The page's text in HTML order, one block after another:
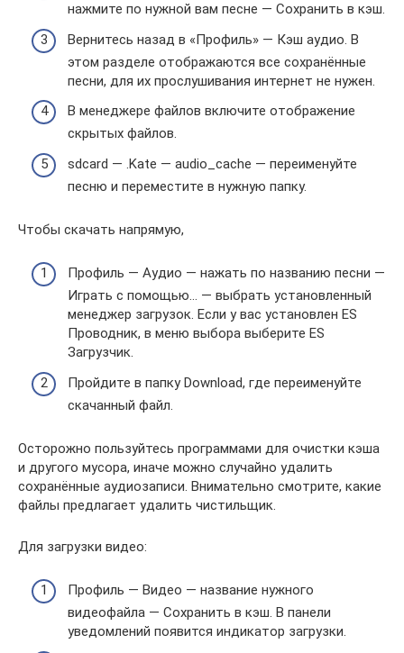
нажмите по нужной вам песне — Сохранить в кэш.
Вернитесь назад в «Профиль» — Кэш аудио. В
этом разделе отображаются все сохранённые
песни, для их прослушивания интернет не нужен.
В менеджере файлов включите отображение
скрытых файлов.
sdcard — .Kate — audio_cache — переименуйте
песню и переместите в нужную папку.
Чтобы скачать напрямую,
Профиль — Аудио — нажать по названию песни —
Играть с помощью… — выбрать установленный
менеджер загрузок. Если у вас установлен ES
Проводник, в меню выбора выберите ES
Загрузчик.
Пройдите в папку Download, где переименуйте
скачанный файл.
Осторожно пользуйтесь программами для очистки кэша
и другого мусора, иначе можно случайно удалить
сохранённые аудиозаписи. Внимательно смотрите, какие
файлы предлагает удалить чистильщик.
Для загрузки видео:
Профиль — Видео — название нужного
видеофайла — Сохранить в кэш. В панели
уведомлений появится индикатор загрузки.